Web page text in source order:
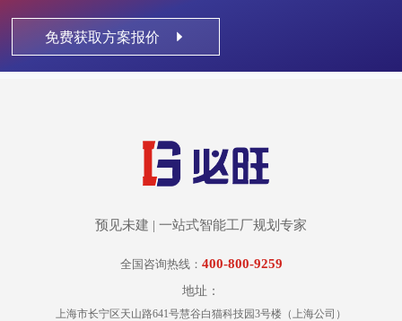
免费获取方案报价
预见未建 | 一站式智能工厂规划专家
全国咨询热线： 400-800-9259
地址：
上海市长宁区天山路641号慧谷白猫科技园3号楼（上海公司）